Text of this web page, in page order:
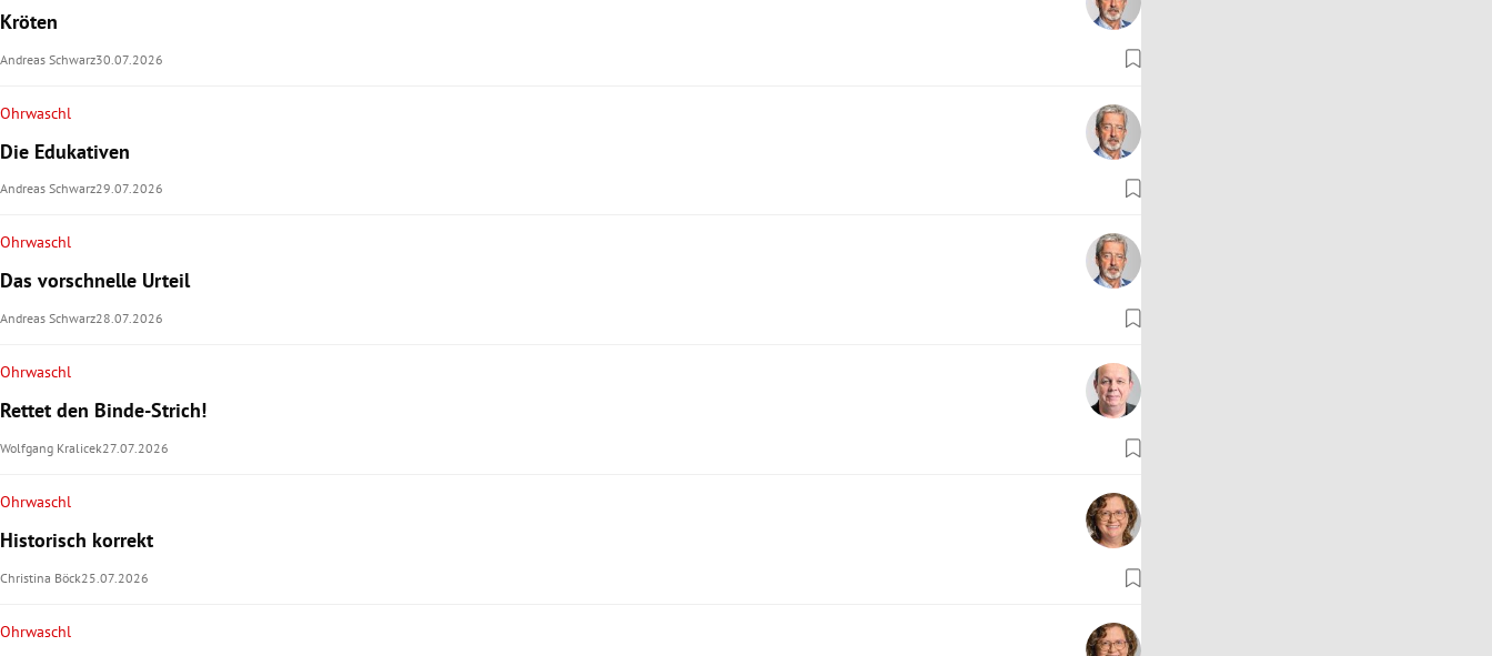
Untermenü
Kröten
Andreas Schwarz30.07.2026
Ohrwaschl
Die Edukativen
Andreas Schwarz29.07.2026
Ohrwaschl
Das vorschnelle Urteil
Andreas Schwarz28.07.2026
Ohrwaschl
Rettet den Binde-Strich!
Wolfgang Kralicek27.07.2026
Ohrwaschl
Historisch korrekt
Christina Böck25.07.2026
Ohrwaschl